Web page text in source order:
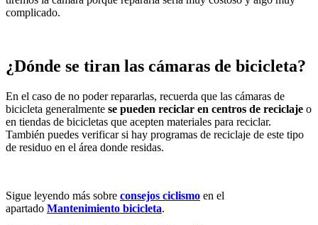
complicado.
¿Dónde se tiran las cámaras de bicicleta?
En el caso de no poder repararlas, recuerda que las cámaras de
bicicleta generalmente se pueden reciclar en centros de reciclaje o
en tiendas de bicicletas que acepten materiales para reciclar.
También puedes verificar si hay programas de reciclaje de este tipo
de residuo en el área donde residas.
Sigue leyendo más sobre consejos ciclismo en el
apartado Mantenimiento bicicleta.